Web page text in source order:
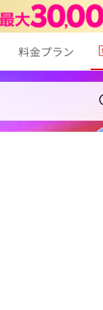
料金プラン